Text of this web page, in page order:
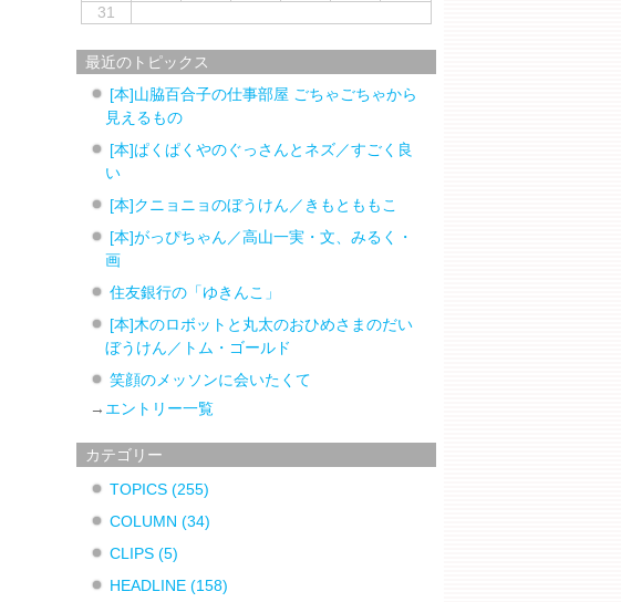
31
最近のトピックス
[本]山脇百合子の仕事部屋 ごちゃごちゃから
見えるもの
[本]ぱくぱくやのぐっさんとネズ／すごく良
い
[本]クニョニョのぼうけん／きもとももこ
[本]がっぴちゃん／高山一実・文、みるく・
画
住友銀行の「ゆきんこ」
[本]木のロボットと丸太のおひめさまのだい
ぼうけん／トム・ゴールド
笑顔のメッソンに会いたくて
→ エントリー一覧
カテゴリー
TOPICS(255)
COLUMN(34)
CLIPS(5)
HEADLINE(158)